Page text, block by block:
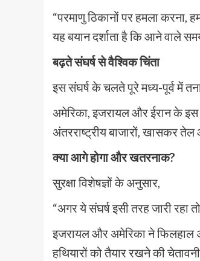
“परमाणु ठिकानों पर हमला करना,
यह बयान दर्शाता है कि आने वाले
बढ़ते संघर्ष से वैश्विक चिंता
इस संघर्ष के चलते पूरे मध्य-पूर्व में
अमेरिका, इजरायल और ईरान के इस
अंतरराष्ट्रीय बाजारों, खासकर
क्या आगे होगा और खतरनाक?
सुरक्षा विशेषज्ञों के अनुसार,
“अगर ये संघर्ष इसी तरह जारी रहा
इजरायल और अमेरिका ने फिलहाल
हथियारों को तैयार रखने की